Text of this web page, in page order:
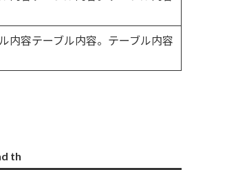
内容テーブル内容。テーブル内容
th